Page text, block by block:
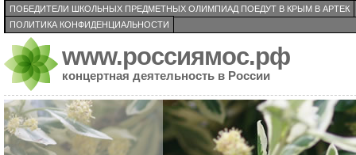
ПОБЕДИТЕЛИ ШКОЛЬНЫХ ПРЕДМЕТНЫХ ОЛИМПИАД ПОЕДУТ В КРЫМ В АРТЕК
ПОЛИТИКА КОНФИДЕНЦИАЛЬНОСТИ
www.россиямос.рф
концертная деятельность в России